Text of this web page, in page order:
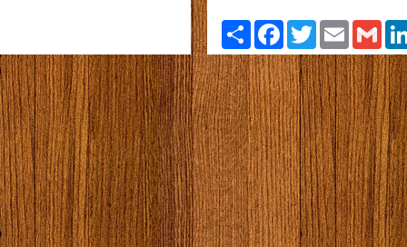
Paylaş FacebookTwitter Email Gmail